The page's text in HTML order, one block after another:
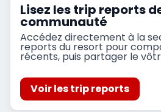
Lisez les trip reports
communauté
Accédez directement à la
reports du resort pour
récents, puis partager le
Voir les trip reports